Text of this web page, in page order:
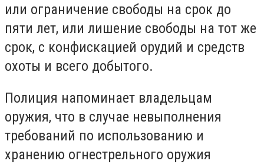
или ограничение свободы на срок до
пяти лет, или лишение свободы на тот же
срок, с конфискацией орудий и средств
охоты и всего добытого.
Полиция напоминает владельцам
оружия, что в случае невыполнения
требований по использованию и
хранению огнестрельного оружия